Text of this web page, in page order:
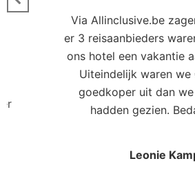
Via Allinclusive.be
er 3 reisaanbieders
ons hotel een vakantie
Uiteindelijk waren
goedkoper uit dan
hadden gezien.
Leonie